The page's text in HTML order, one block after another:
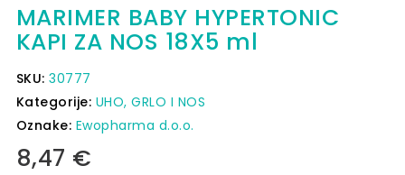
MARIMER BABY HYPERTONIC
KAPI ZA NOS 18X5 ml
SKU:30777
Kategorije: UHO, GRLO I NOS
Oznake: Ewopharma d.o.o.
8,47 €